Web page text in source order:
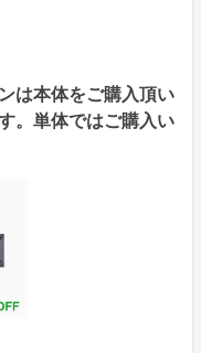
は本体をご購入頂い
。単体ではご購入い